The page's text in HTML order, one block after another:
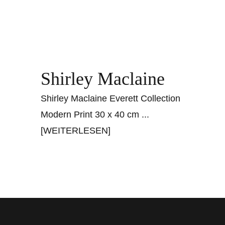
Shirley Maclaine
Shirley Maclaine Everett Collection
Modern Print 30 x 40 cm ...
[WEITERLESEN]